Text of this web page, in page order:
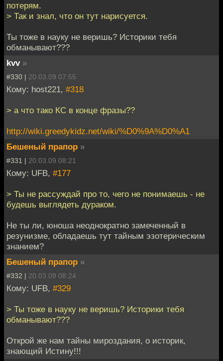
потерям.
> Так и знал, что он тут нарисуется.
Ты тоже в науку не веришь? Историки тебя
обманывают???
kvv »
#330 | 20.03.09 07:55
Кому: host221, #318
> а что тако КС в конце фразы??
http://wiki.greedykidz.net/wiki/%D0%9A%D0%A1
Бешеный прапор »
#331 | 20.03.09 08:21
Кому: UFB, #177
> Ты не рассуждай про то, чего не понимаешь - не
будешь выглядеть дураком.
Не ты ли, юноша неоднократно замеченный в
резунизме, обладаешь тут тайным эзотерическим
знанием?
Бешеный прапор »
#332 | 20.03.09 08:24
Кому: UFB, #329
> Ты тоже в науку не веришь? Историки тебя
обманывают???
Открой же нам тайны мироздания, о историк,
знающий Истину!!!